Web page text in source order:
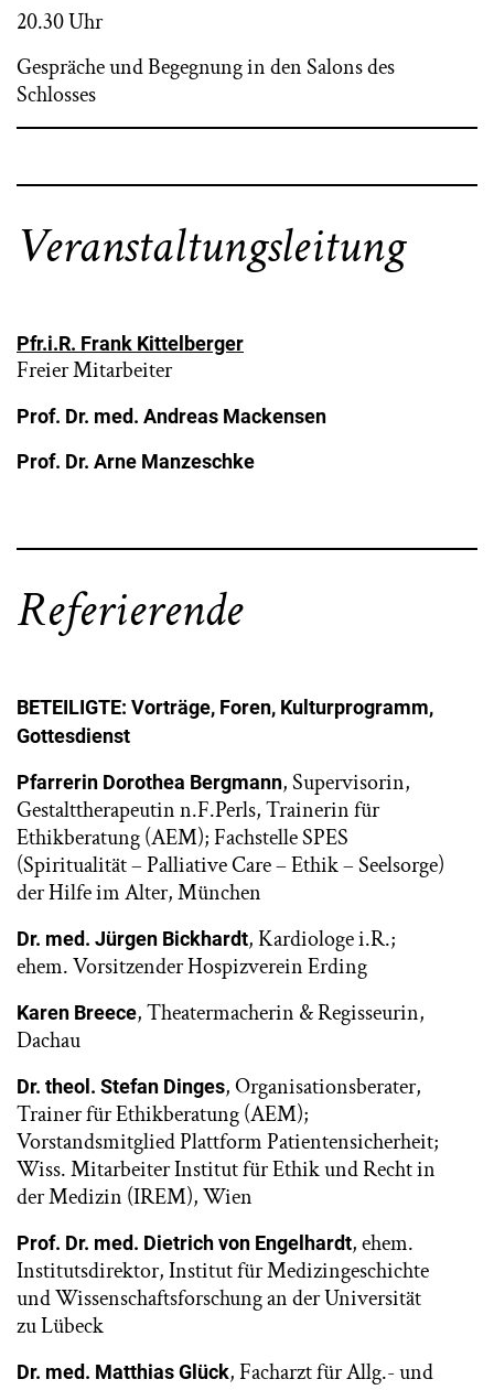
20.30 Uhr
Gespräche und Begegnung in den Salons des
Schlosses
Veranstaltungsleitung
Pfr.i.R. Frank Kittelberger
Freier Mitarbeiter
Prof. Dr. med. Andreas Mackensen
Prof. Dr. Arne Manzeschke
Referierende
BETEILIGTE: Vorträge, Foren, Kulturprogramm,
Gottesdienst
Pfarrerin Dorothea Bergmann, Supervisorin,
Gestalttherapeutin n.F.Perls, Trainerin für
Ethikberatung (AEM); Fachstelle SPES
(Spiritualität – Palliative Care – Ethik – Seelsorge)
der Hilfe im Alter, München
Dr. med. Jürgen Bickhardt, Kardiologe i.R.;
ehem. Vorsitzender Hospizverein Erding
Karen Breece, Theatermacherin & Regisseurin,
Dachau
Dr. theol. Stefan Dinges, Organisationsberater,
Trainer für Ethikberatung (AEM);
Vorstandsmitglied Plattform Patientensicherheit;
Wiss. Mitarbeiter Institut für Ethik und Recht in
der Medizin (IREM), Wien
Prof. Dr. med. Dietrich von Engelhardt, ehem.
Institutsdirektor, Institut für Medizingeschichte
und Wissenschaftsforschung an der Universität
zu Lübeck
Dr. med. Matthias Glück, Facharzt für Allg.- und